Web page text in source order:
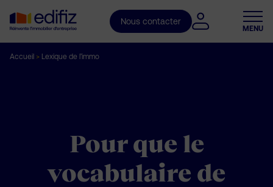
Nous contacter
MENU
Accueil > Lexique de l’immo
Pour que le
vocabulaire de